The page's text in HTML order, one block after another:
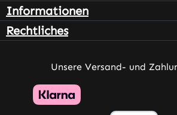
Informationen
Rechtliches
Unsere Versand- und